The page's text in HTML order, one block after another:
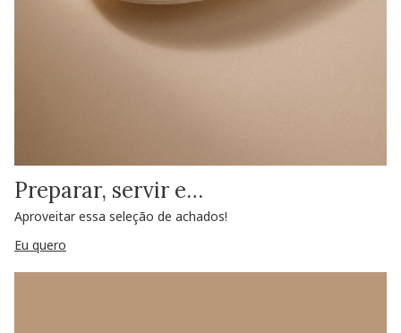
Preparar, servir e…
Aproveitar essa seleção de achados!
Eu quero